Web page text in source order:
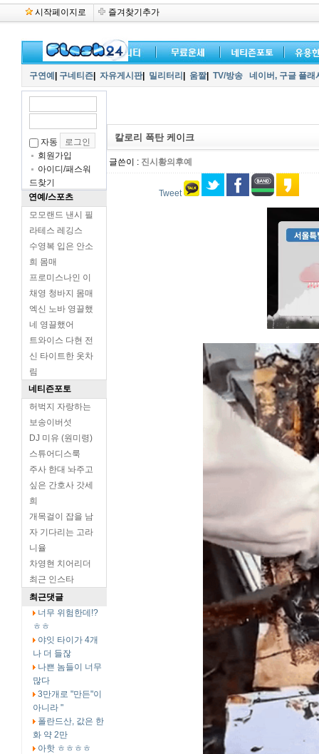
시작페이지로 즐겨찾기추가
구연예 구네티즌 자유게시판| 밀리터리 움짤| TV/방송 네이버, 구글 플
자동
회원가입
아이디/패스워
드찾기
연예/스포츠
모모랜드 낸시 필
라테스 레깅스
수영복 입은 안소
희 몸매
프로미스나인 이
채영 청바지 몸매
엑신 노바 영끌했
네 영끌했어
트와이스 다현 전
신 타이트한 옷차
림
네티즌포토
허벅지 자랑하는
보송이버섯
DJ 미유 (원미령)
스튜어디스룩
주사 한대 놔주고
싶은 간호사 갓세
희
개목걸이 잡을 남
자 기다리는 고라
니율
차영현 치어리더
최근 인스타
최근댓글
너무 위험한데!?
ㅎㅎ
야잇 타이가 4개
나 더 들잖
나쁜 놈들이 너무
많다
3만개로 "만든"이
아니라 "
폴란드산, 값은 한
화 약 2만
아핫 ㅎㅎㅎㅎ
칼로리 폭탄 케이크
글쓴이 : 진시황의후예
Tweet